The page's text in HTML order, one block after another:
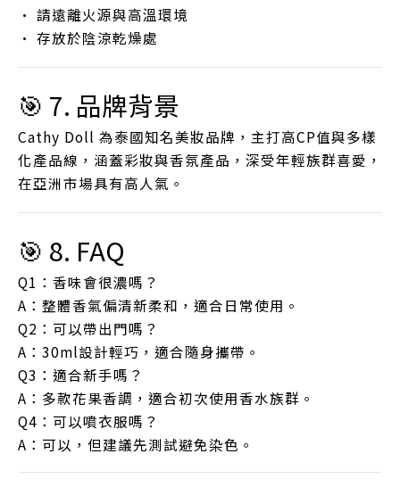
• 請遠離火源與高溫環境
• 存放於陰涼乾燥處
🎯 7. 品牌背景
Cathy Doll 為泰國知名美妝品牌，主打高CP值與多樣
化產品線，涵蓋彩妝與香氛產品，深受年輕族群喜愛，
在亞洲市場具有高人氣。
🎯 8. FAQ
Q1：香味會很濃嗎？
A：整體香氣偏清新柔和，適合日常使用。
Q2：可以帶出門嗎？
A：30ml設計輕巧，適合隨身攜帶。
Q3：適合新手嗎？
A：多款花果香調，適合初次使用香水族群。
Q4：可以噴衣服嗎？
A：可以，但建議先測試避免染色。